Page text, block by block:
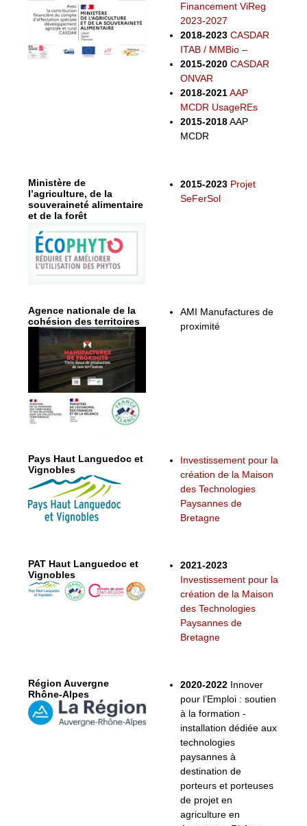
Financement ViReg
2023-2027
2018-2023 CASDAR
ITAB / MMBio –
2015-2020 CASDAR
ONVAR
2018-2021 AAP
MCDR UsageREs
2015-2018AAP
MCDR
Ministère de
l’agriculture, de la
souveraineté alimentaire
et de la forêt
2015-2023 Projet
SeFerSol
Agence nationale de la
cohésion des territoires
AMI Manufactures de
proximité
Pays Haut Languedoc et
Vignobles
Investissement pour la
création de la Maison
des Technologies
Paysannes de
Bretagne
PAT Haut Languedoc et
Vignobles
2021-2023
Investissement pour la
création de la Maison
des Technologies
Paysannes de
Bretagne
Région Auvergne
Rhône-Alpes
2020-2022 Innover
pour l’Emploi : soutien
à la formation -
installation dédiée aux
technologies
paysannes à
destination de
porteurs et porteuses
de projet en
agriculture en